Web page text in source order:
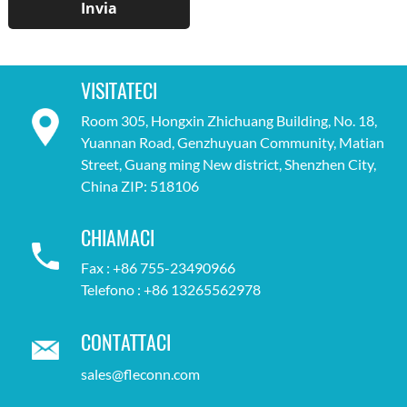
VISITATECI
Room 305, Hongxin Zhichuang Building, No. 18,
Yuannan Road, Genzhuyuan Community, Matian
Street, Guang ming New district, Shenzhen City,
China ZIP: 518106
CHIAMACI
Fax : +86 755-23490966
Telefono : +86 13265562978
CONTATTACI
sales@fleconn.com